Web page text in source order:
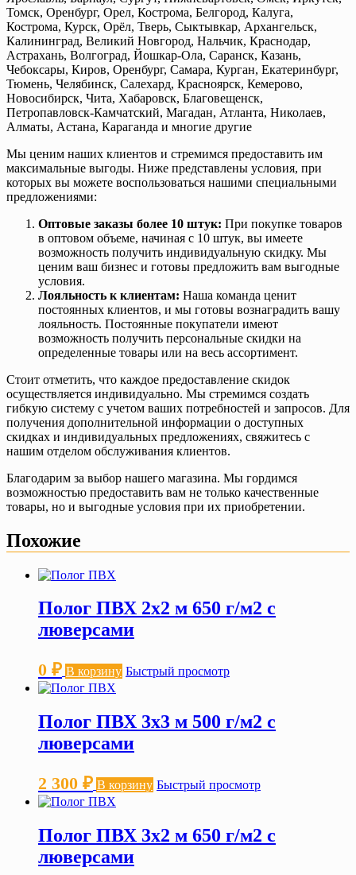
Томск, Оренбург, Орел, Кострома, Белгород, Калуга,
Кострома, Курск, Орёл, Тверь, Сыктывкар, Архангельск,
Калининград, Великий Новгород, Нальчик, Краснодар,
Астрахань, Волгоград, Йошкар-Ола, Саранск, Казань,
Чебоксары, Киров, Оренбург, Самара, Курган, Екатеринбург,
Тюмень, Челябинск, Салехард, Красноярск, Кемерово,
Новосибирск, Чита, Хабаровск, Благовещенск,
Петропавловск-Камчатский, Магадан, Атланта, Николаев,
Алматы, Астана, Караганда и многие другие
Мы ценим наших клиентов и стремимся предоставить им
максимальные выгоды. Ниже представлены условия, при
которых вы можете воспользоваться нашими специальными
предложениями:
Оптовые заказы более 10 штук: При покупке товаров
в оптовом объеме, начиная с 10 штук, вы имеете
возможность получить индивидуальную скидку. Мы
ценим ваш бизнес и готовы предложить вам выгодные
условия.
Лояльность к клиентам: Наша команда ценит
постоянных клиентов, и мы готовы вознаградить вашу
лояльность. Постоянные покупатели имеют
возможность получить персональные скидки на
определенные товары или на весь ассортимент.
Стоит отметить, что каждое предоставление скидок
осуществляется индивидуально. Мы стремимся создать
гибкую систему с учетом ваших потребностей и запросов. Для
получения дополнительной информации о доступных
скидках и индивидуальных предложениях, свяжитесь с
нашим отделом обслуживания клиентов.
Благодарим за выбор нашего магазина. Мы гордимся
возможностью предоставить вам не только качественные
товары, но и выгодные условия при их приобретении.
Похожие
Полог ПВХ 2х2 м 650 г/м2 с
люверсами
0 ₽ В корзину Быстрый просмотр
Полог ПВХ 3х3 м 500 г/м2 с
люверсами
2 300 ₽ В корзину Быстрый просмотр
Полог ПВХ 3х2 м 650 г/м2 с
люверсами